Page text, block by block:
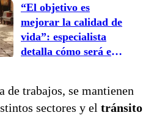
“El objetivo es
mejorar la calidad de
vida”: especialista
detalla cómo será el
mayores en Mendoza
de trabajos, se mantienen
sectores y el tránsito